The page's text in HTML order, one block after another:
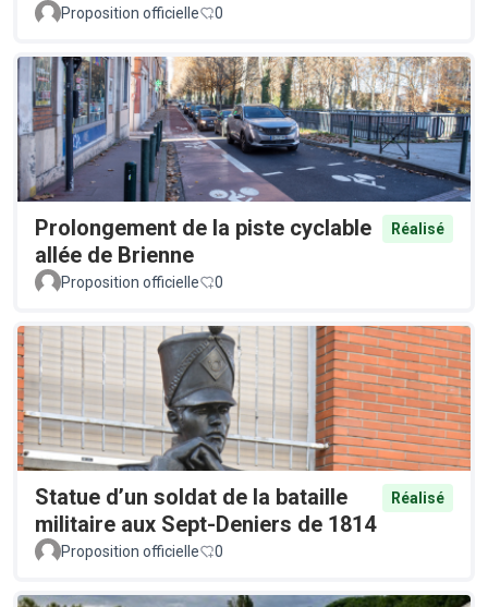
Proposition officielle 0
Prolongement de la piste cyclable
allée de Brienne
Réalisé
Proposition officielle 0
Statue d’un soldat de la bataille
militaire aux Sept-Deniers de 1814
Réalisé
Proposition officielle 0